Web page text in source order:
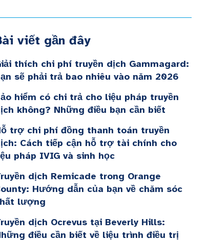
viết gần đây
thích chi phí truyền dịch Gammagard:
sẽ phải trả bao nhiêu vào năm 2026
hiểm có chi trả cho liệu pháp truyền
không? Những điều bạn cần biết
trợ chi phí đồng thanh toán truyền
Cách tiếp cận hỗ trợ tài chính cho
pháp IVIG và sinh học
dịch Remicade trong Orange
Hướng dẫn của bạn về chăm sóc
lượng
dịch Ocrevus tại Beverly Hills:
điều cần biết về liệu trình điều trị